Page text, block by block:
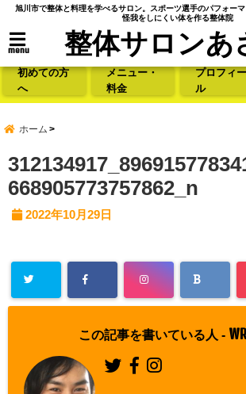
旭川市で整体と料理を学べるサロン。スポーツ選手のパフォー
怪我をしにくい体を作る整体院
menu 整体サロンあ
初めての方
へ
メニュー・
料金
プロフィ
ル
ホーム
668905773757862_n
2022年10月29日
この記事を書いている人 -